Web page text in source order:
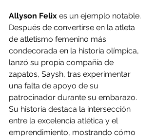
Allyson Felix es un ejemplo notable.
Después de convertirse en la atleta
de atletismo femenino más
condecorada en la historia olímpica,
lanzó su propia compañía de
zapatos, Saysh, tras experimentar
una falta de apoyo de su
patrocinador durante su embarazo.
Su historia destaca la intersección
entre la excelencia atlética y el
emprendimiento, mostrando cómo